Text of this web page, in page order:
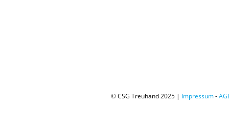
© CSG Treuhand 2025 | Impressum-